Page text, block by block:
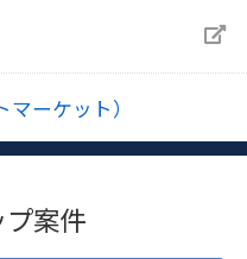
ーケット）
プ案件